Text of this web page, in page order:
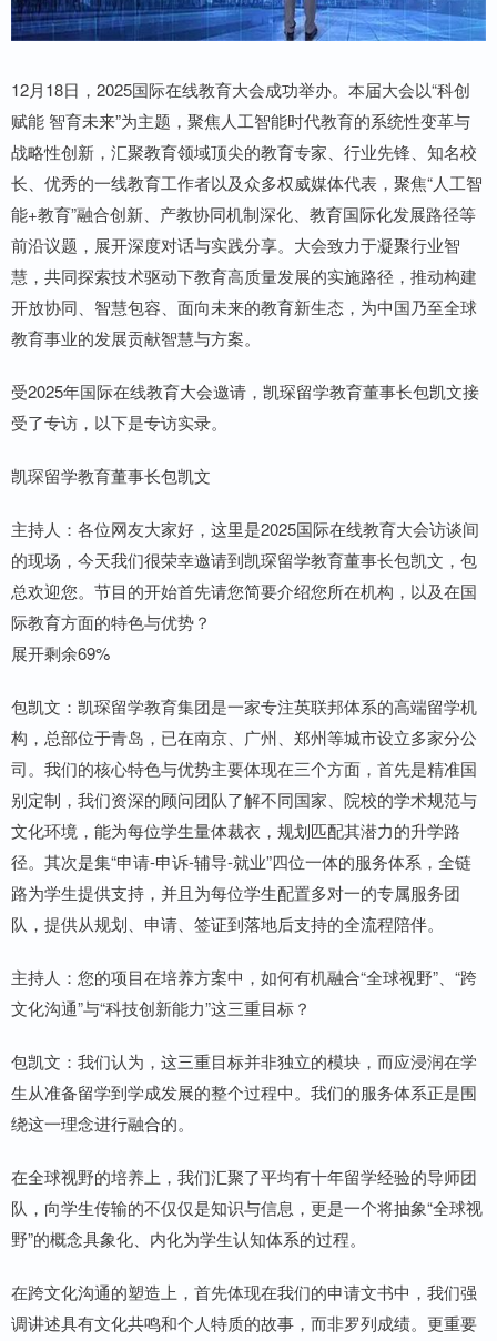
12月18日，2025国际在线教育大会成功举办。本届大会以“科创
赋能 智育未来”为主题，聚焦人工智能时代教育的系统性变革与
战略性创新，汇聚教育领域顶尖的教育专家、行业先锋、知名校
长、优秀的一线教育工作者以及众多权威媒体代表，聚焦“人工智
能+教育”融合创新、产教协同机制深化、教育国际化发展路径等
前沿议题，展开深度对话与实践分享。大会致力于凝聚行业智
慧，共同探索技术驱动下教育高质量发展的实施路径，推动构建
开放协同、智慧包容、面向未来的教育新生态，为中国乃至全球
教育事业的发展贡献智慧与方案。
受2025年国际在线教育大会邀请，凯琛留学教育董事长包凯文接
受了专访，以下是专访实录。
凯琛留学教育董事长包凯文
主持人：各位网友大家好，这里是2025国际在线教育大会访谈间
的现场，今天我们很荣幸邀请到凯琛留学教育董事长包凯文，包
总欢迎您。节目的开始首先请您简要介绍您所在机构，以及在国
际教育方面的特色与优势？
展开剩余69%
包凯文：凯琛留学教育集团是一家专注英联邦体系的高端留学机
构，总部位于青岛，已在南京、广州、郑州等城市设立多家分公
司。我们的核心特色与优势主要体现在三个方面，首先是精准国
别定制，我们资深的顾问团队了解不同国家、院校的学术规范与
文化环境，能为每位学生量体裁衣，规划匹配其潜力的升学路
径。其次是集“申请-申诉-辅导-就业”四位一体的服务体系，全链
路为学生提供支持，并且为每位学生配置多对一的专属服务团
队，提供从规划、申请、签证到落地后支持的全流程陪伴。
主持人：您的项目在培养方案中，如何有机融合“全球视野”、“跨
文化沟通”与“科技创新能力”这三重目标？
包凯文：我们认为，这三重目标并非独立的模块，而应浸润在学
生从准备留学到学成发展的整个过程中。我们的服务体系正是围
绕这一理念进行融合的。
在全球视野的培养上，我们汇聚了平均有十年留学经验的导师团
队，向学生传输的不仅仅是知识与信息，更是一个将抽象“全球视
野”的概念具象化、内化为学生认知体系的过程。
在跨文化沟通的塑造上，首先体现在我们的申请文书中，我们强
调讲述具有文化共鸣和个人特质的故事，而非罗列成绩。更重要